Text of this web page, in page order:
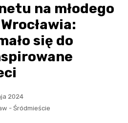
na młodego
się do
2024
- Śródmieście